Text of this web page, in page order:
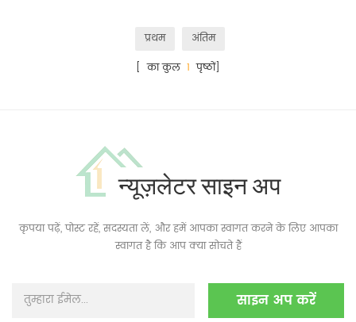
प्रथम
अंतिम
[ का कुल 1 पृष्ठों]
न्यूज़लेटर साइन अप
कृपया पढ़ें, पोस्ट रहें, सदस्यता लें, और हमें आपका स्वागत करने के लिए आपका
स्वागत है कि आप क्या सोचते हैं